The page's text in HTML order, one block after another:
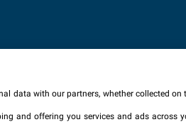
data with our partners, whether collected
and offering you services and ads across